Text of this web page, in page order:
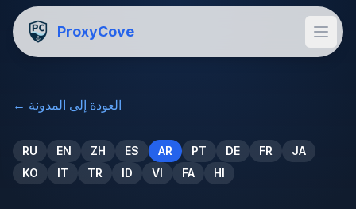
ProxyCove
← العودة إلى المدونة
RU EN ZH ES AR PT DE FR
JA
KO
IT TR ID VI FA HI